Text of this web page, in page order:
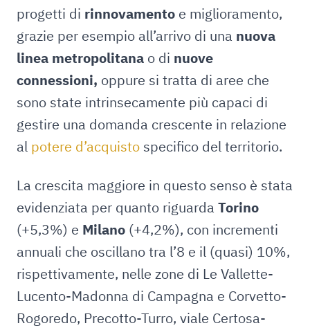
progetti di rinnovamento e miglioramento,
grazie per esempio all’arrivo di una nuova
linea metropolitana o di nuove
connessioni, oppure si tratta di aree che
sono state intrinsecamente più capaci di
gestire una domanda crescente in relazione
al potere d’acquisto specifico del territorio.
La crescita maggiore in questo senso è stata
evidenziata per quanto riguarda Torino
(+5,3%) e Milano (+4,2%), con incrementi
annuali che oscillano tra l’8 e il (quasi) 10%,
rispettivamente, nelle zone di Le Vallette-
Lucento-Madonna di Campagna e Corvetto-
Rogoredo, Precotto-Turro, viale Certosa-